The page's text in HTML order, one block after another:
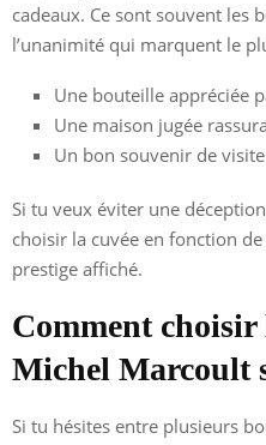
cadeaux. Ce sont souvent les
l’unanimité qui marquent le
Une bouteille appréciée
Une maison jugée
Un bon souvenir de
Si tu veux éviter une
choisir la cuvée en fonction de
prestige affiché.
Comment choisir
Michel Marcoult
Si tu hésites entre plusieurs